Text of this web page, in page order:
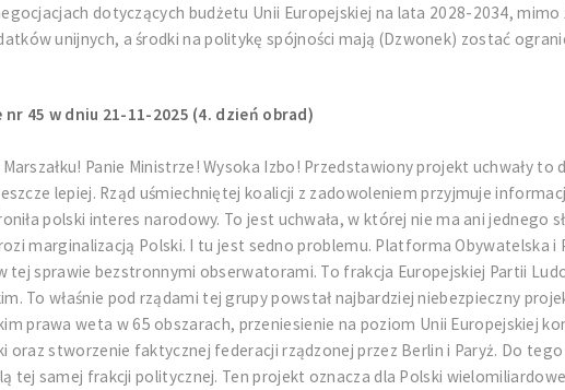
dotyczących budżetu Unii Europejskiej na lata 2028-2034,
unijnych, a środki na politykę spójności mają (Dzwonek) zostać
nr 45 w dniu 21-11-2025 (4. dzień obrad)
Marszałku! Panie Ministrze! Wysoka Izbo! Przedstawiony projekt uchwały
lepiej. Rząd uśmiechniętej koalicji z zadowoleniem przyjmuje
polski interes narodowy. To jest uchwała, w której nie ma ani
marginalizacją Polski. I tu jest sedno problemu. Platforma Obywatelska
tej sprawie bezstronnymi obserwatorami. To frakcja Europejskiej Partii
To właśnie pod rządami tej grupy powstał najbardziej niebezpieczny
prawa weta w 65 obszarach, przeniesienie na poziom Unii Europejskiej
oraz stworzenie faktycznej federacji rządzonej przez Berlin i Paryż. Do
tej samej frakcji politycznej. Ten projekt oznacza dla Polski